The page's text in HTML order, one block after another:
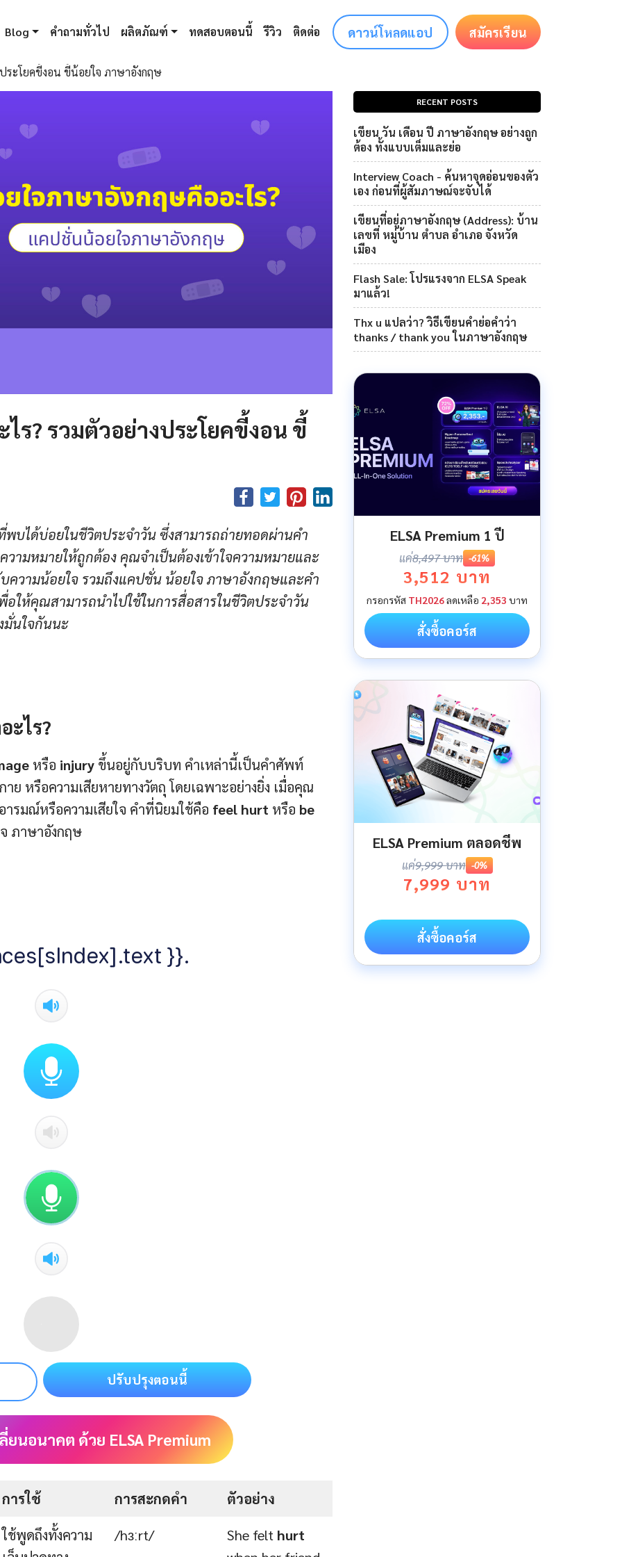
Blog คำถามทั่วไป ผลิตภัณฑ์ ทดสอบตอนนี้ รีวิว ติดต่อ ดาวน์โหลดแอป สมัครเรียน
ระโยคขี้งอน ขี้น้อยใจ ภาษาอังกฤษ
ร? รวมตัวอย่างประโยคขี้งอน ขี้
บได้บ่อยในชีวิตประจำวัน ซึ่งสามารถถ่ายทอดผ่านคำ
ามหมายให้ถูกต้อง คุณจำเป็นต้องเข้าใจความหมายและ
ความน้อยใจ รวมถึงแคปชั่น น้อยใจ ภาษาอังกฤษและคํา
ให้คุณสามารถนำไปใช้ในการสื่อสารในชีวิตประจำวัน
มั่นใจกันนะ
ะไร?
หรือ injury ขึ้นอยู่กับบริบท คำเหล่านี้เป็นคำศัพท์
หรือความเสียหายทางวัตถุ โดยเฉพาะอย่างยิ่ง เมื่อคุณ
ารมณ์หรือความเสียใจ คำที่นิยมใช้คือ feel hurt หรือ be
ภาษาอังกฤษ
}}.
ปรับปรุงตอนนี้
ยนอนาคต ด้วย ELSA Premium
การใช้ การสะกดคำ
ตัวอย่าง
ใช้พูดถึงทั้งความ
/hɜːrt/ She felt hurt
RECENT POSTS
เขียน วัน เดือน ปี ภาษาอังกฤษ อย่างถูก
ต้อง ทั้งแบบเต็มและย่อ
Interview Coach - ค้นหาจุดอ่อนของตัว
เอง ก่อนที่ผู้สัมภาษณ์จะจับได้
เขียนที่อยู่ภาษาอังกฤษ (Address): บ้าน
เลขที่ หมู่บ้าน ตำบล อำเภอ จังหวัด
เมือง
Flash Sale: โปรแรงจาก ELSA Speak
มาแล้ว!
Thx u แปลว่า? วิธีเขียนคำย่อคำว่า
thanks / thank you ในภาษาอังกฤษ
ELSA Premium 1 ปี
แค่8,497 บาท -61%
3,512 บาท
กรอกรหัส TH2026ลดเหลือ 2,353 บาท
สั่งซื้อคอร์ส
ELSA Premium ตลอดชีพ
แค่9,999 บาท -0%
7,999 บาท
สั่งซื้อคอร์ส